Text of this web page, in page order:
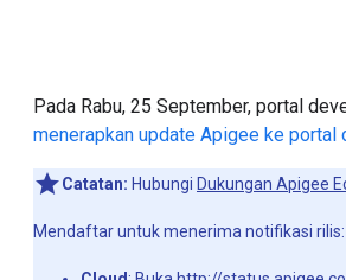
Pada Rabu, 25 September, portal
menerapkan update Apigee ke
Catatan: Hubungi Dukungan Apigee
Mendaftar untuk menerima notifikasi rilis: